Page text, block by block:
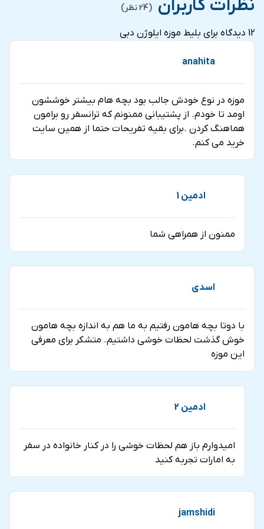
نمایید. هدف ما ارائه خدماتی ارزنده و با کیفیت است تا شما
فروش در شهرهای تهران، شیراز، ساری و دبی می باشد.
شود.
نظرات کاربران (24 نظر)
12 دیدگاه برای بلیط موزه ایلوژن دبی
anahita
موزه در نوع خودش جالب بود بچه هام بيشتر خوششون
اومد تا خودم. از پشتيباني ممنونم كه ترانسفر رو برامون
هماهنگ كردن .براي بقيه تفريحات حتما از همين سايت
خريد مي كنم.
ادمين 1
ممنون از همراهي شما
اسدی
با دوتا بچه هامون رفتیم به ما هم به اندازه بچه هامون
خوش گذشت لحظات خوشی داشتیم. متشکر برای معرفی
این موزه
ادمین 2
امیدوارم باز هم لحظات خوشی را در کنار خانواده در سفر
به امارات تجربه کنید
jamshidi